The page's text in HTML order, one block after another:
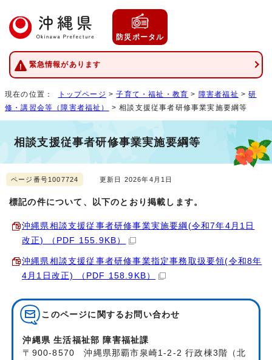
防災ポータル
緊急情報があります
現在の位置： トップページ >子育て・福祉・教育 > 障害者福祉 >研
修・講習会等（障害者福祉）
> 相談支援従事者研修事業実施要綱等
相談支援従事者研修事業実施要綱等
ページ番号1007724 更新日 2026年4月1日
標記の件について、以下のとおり掲載します。
沖縄県相談支援従事者研修事業実施要綱(令和7年4月1日
改正) （PDF 155.9KB）
沖縄県相談支援従事者研修事業指定事務取扱要領(令和8年
4月1日改正) （PDF 158.9KB）
このページに関する お問い合わせ
沖縄県 生活福祉部 障害福祉課
〒900-8570 沖縄県那覇市泉崎1-2-2 行政棟3階（北